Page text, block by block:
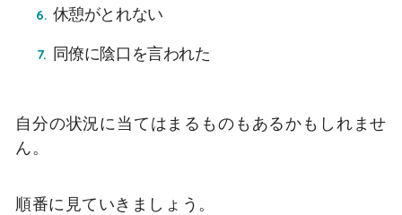
休憩がとれない
同僚に陰口を言われた
自分の状況に当てはまるものもあるかもしれませ
ん。
順番に見ていきましょう。